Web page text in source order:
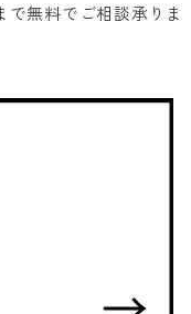
で無料でご相談承りま